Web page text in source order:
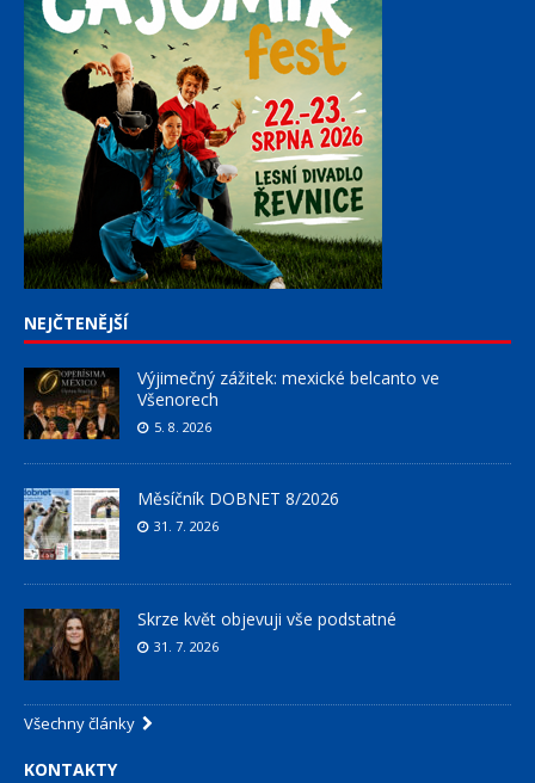
NEJČTENĚJŠÍ
Výjimečný zážitek: mexické belcanto ve
Všenorech
5. 8. 2026
Měsíčník DOBNET 8/2026
31. 7. 2026
Skrze květ objevuji vše podstatné
31. 7. 2026
Všechny články
KONTAKTY